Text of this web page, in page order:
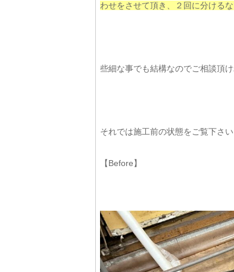
わせをさせて頂き、２回に分ける
些細な事でも結構なのでご相談頂
それでは施工前の状態をご覧下さ
【Before】